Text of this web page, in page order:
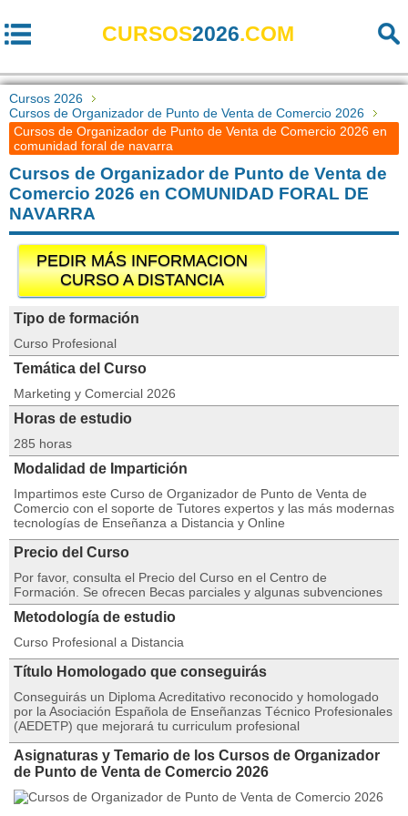
CURSOS2026.COM
Cursos 2026
Cursos de Organizador de Punto de Venta de Comercio 2026
Cursos de Organizador de Punto de Venta de Comercio 2026 en
comunidad foral de navarra
Cursos de Organizador de Punto de Venta de
Comercio 2026 en COMUNIDAD FORAL DE
NAVARRA
PEDIR MÁS INFORMACION
CURSO A DISTANCIA
Tipo de formación
Curso Profesional
Temática del Curso
Marketing y Comercial 2026
Horas de estudio
285 horas
Modalidad de Impartición
Impartimos este Curso de Organizador de Punto de Venta de
Comercio con el soporte de Tutores expertos y las más modernas
tecnologías de Enseñanza a Distancia y Online
Precio del Curso
Por favor, consulta el Precio del Curso en el Centro de
Formación. Se ofrecen Becas parciales y algunas subvenciones
Metodología de estudio
Curso Profesional a Distancia
Título Homologado que conseguirás
Conseguirás un Diploma Acreditativo reconocido y homologado
por la Asociación Española de Enseñanzas Técnico Profesionales
(AEDETP) que mejorará tu curriculum profesional
Asignaturas y Temario de los Cursos de Organizador
de Punto de Venta de Comercio 2026